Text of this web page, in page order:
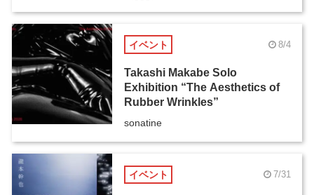
イベント 8/4
Takashi Makabe Solo
Exhibition “The Aesthetics of
Rubber Wrinkles”
sonatine
イベント 7/31